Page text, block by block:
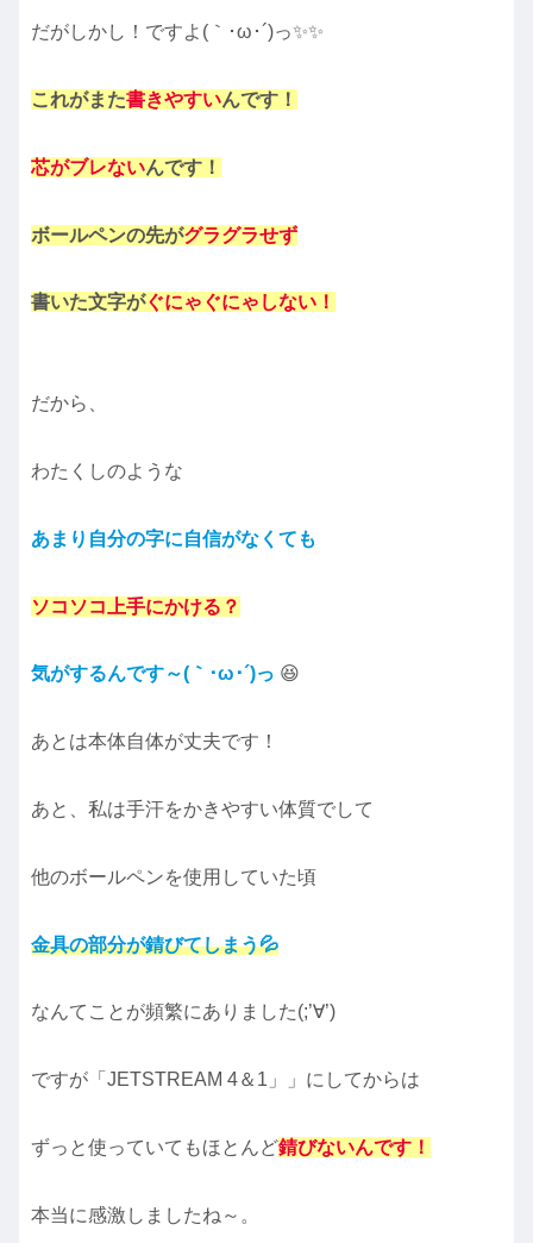
だがしかし！ですよ(｀･ω･´)っ✨✨
これがまた書きやすいんです！
芯がブレないんです！
ボールペンの先がグラグラせず
書いた文字がぐにゃぐにゃしない！
だから、
わたくしのような
あまり自分の字に自信がなくても
ソコソコ上手にかける？
気がするんです～(｀･ω･´)っ 😆
あとは本体自体が丈夫です！
あと、私は手汗をかきやすい体質でして
他のボールペンを使用していた頃
金具の部分が錆びてしまう💦
なんてことが頻繁にありました(;’∀’)
ですが「JETSTREAM 4＆1」」にしてからは
ずっと使っていてもほとんど錆びないんです ！
本当に感激しましたね～。